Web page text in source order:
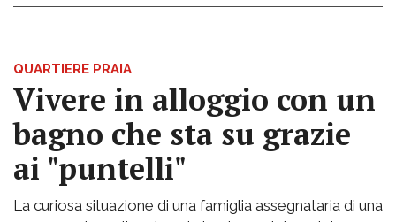
QUARTIERE PRAIA
Vivere in alloggio con un
bagno che sta su grazie
ai "puntelli"
La curiosa situazione di una famiglia assegnataria di una